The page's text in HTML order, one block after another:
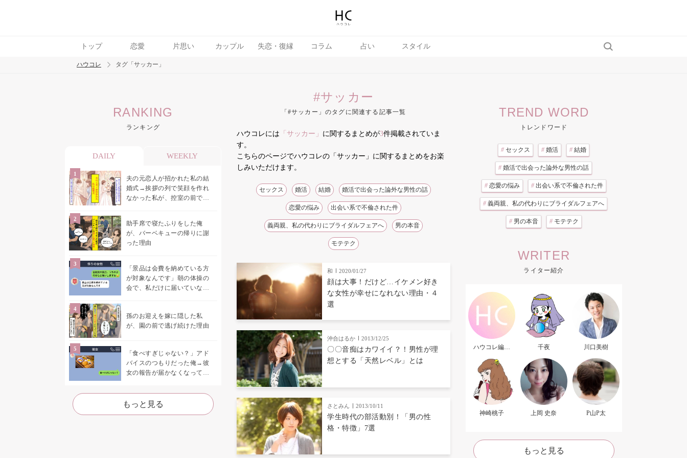
トップ 恋愛 片思い カップル 失恋・復縁 コラム 占い スタイル
トレンド ワード
モテテク 婚活
ハウコレ タグ「サッカー」
RANKING
ランキング
DAILY WEEKLY
夫の元恋人が招かれた私の結
婚式→挨拶の列で笑顔を作れ
なかった私が、控室の前で彼
助手席で寝たふりをした俺
が、バーベキューの帰りに謝
った理由
「景品は会費を納めている方
が対象なんです」朝の体操の
会で、私だけに届いていなか
孫のお迎えを嫁に隠した私
が、園の前で逃げ続けた理由
「食べすぎじゃない？」アド
バイスのつもりだった俺→彼
女の報告が届かなくなって、
た
もっと見る
#サッカー
「#サッカー」のタグに関連する記事一覧
ハウコレには 「サッカー」 に関するまとめが3件掲載されていま
す。
こちらのページでハウコレの「サッカー」に関するまとめをお楽
しみいただけます。
セックス 婚活 結婚 婚活で出会った論外な男性の話
恋愛の悩み 出会い系で不倫された件
義両親、私の代わりにブライダルフェアへ 男の本音
モテテク
和 2020/01/27
顔は大事！だけど…イケメン好き
な女性が幸せになれない理由・４
選
沖合はるか 2013/12/25
〇〇音痴はカワイイ？！男性が理
想とする「天然レベル」とは
さとみん 2013/10/11
学生時代の部活動別！「男の性
格・特徴」7選
TREND WORD
トレンドワード
# セックス # 婚活 # 結婚
# 婚活で出会った論外な男性の話
# 恋愛の悩み # 出会い系で不倫された件
# 義両親、私の代わりにブライダルフェアへ
# 男の本音 # モテテク
WRITER
ライター紹介
ハウコレ編集
千夜 川口美樹
神崎桃子 上岡 史奈 P山P太
もっと見る